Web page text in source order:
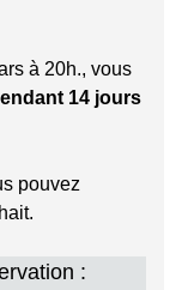
à 20h., vous
14 jours
pouvez
: